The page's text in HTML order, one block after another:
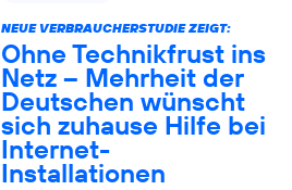
NEUE VERBRAUCHERSTUDIE ZEIGT:
Ohne Technikfrust ins
Netz – Mehrheit der
Deutschen wünscht
sich zuhause Hilfe bei
Internet-
Installationen